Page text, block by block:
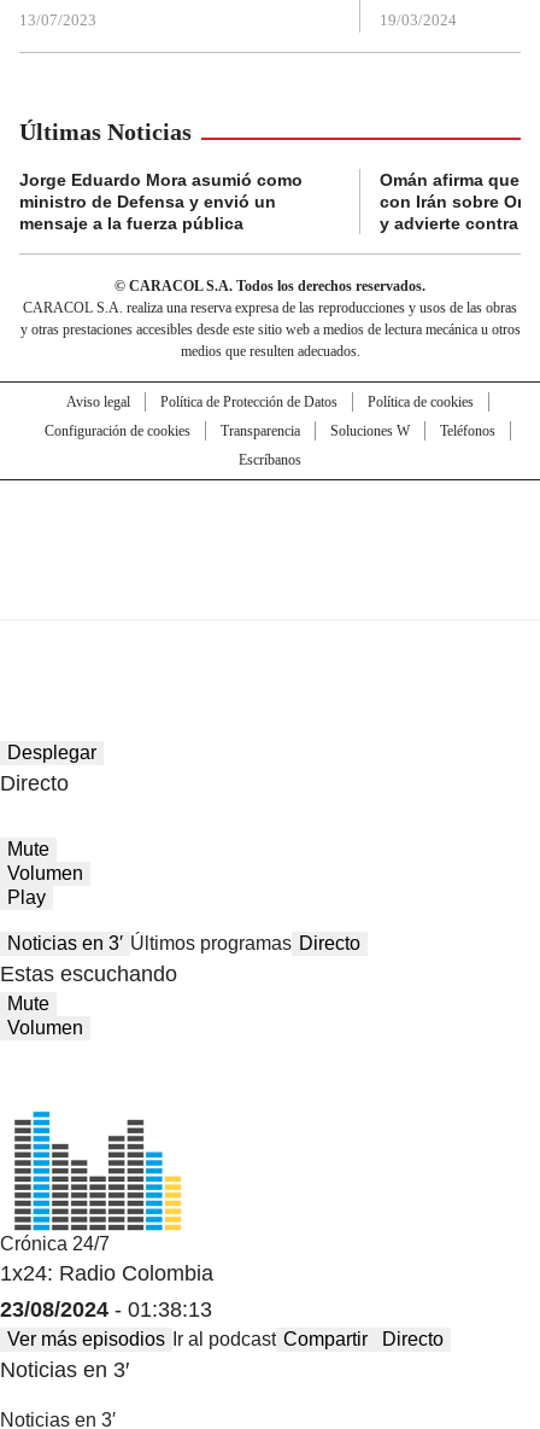
13/07/2023 19/03/2024
Últimas Noticias
Jorge Eduardo Mora asumió como
ministro de Defensa y envió un
mensaje a la fuerza pública
Omán afirma que
con Irán sobre
y advierte contra
© CARACOL S.A. Todos los derechos reservados.
CARACOL S.A. realiza una reserva expresa de las reproducciones y usos de las obras
y otras prestaciones accesibles desde este sitio web a medios de lectura mecánica u otros
medios que resulten adecuados.
Aviso legal Política de Protección de Datos
Política de cookies
Configuración de cookies
Transparencia Soluciones W
Teléfonos
Escríbanos
Desplegar
Directo
Mute
Volumen
Play
Noticias en 3′ Últimos programas Directo
Estas escuchando
Mute
Volumen
Crónica 24/7
1x24: Radio Colombia
23/08/2024 - 01:38:13
Ver más episodios Ir al podcast Compartir Directo
Noticias en 3′
Noticias en 3′